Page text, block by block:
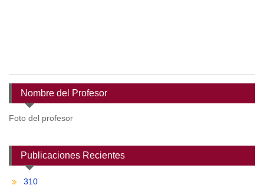
Nombre del Profesor
Foto del profesor
Publicaciones Recientes
310